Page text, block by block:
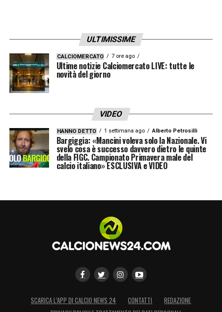
pericolose per gli avversari ma anche per
noi. E’ da razionalizzare, però fisicamente e
mentalmente sta meglio».
LA PLAYLIST DELLE NOSTRE TOP NEWS
ULTIMISSIME
CALCIOMERCATO 7 ore ago
Ultime notizie Calciomercato LIVE: tutte le
novità del giorno
VIDEO
HANNO DETTO 1 settimana ago Alberto Petrosilli
Bargiggia: «Mancini voleva solo la Nazionale. Vi
svelo cosa è successo davvero dietro le quinte
della FIGC. Campionato Primavera male del
calcio italiano» ESCLUSIVA e VIDEO
SCARICA L’APP DI CALCIO NEWS 24 CONTATTI
REDAZIONE